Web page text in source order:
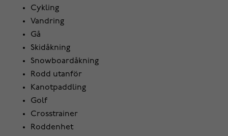
Cykling
Vandring
Gå
Skidåkning
Snowboardåkning
Rodd utanför
Kanotpaddling
Golf
Crosstrainer
Roddenhet